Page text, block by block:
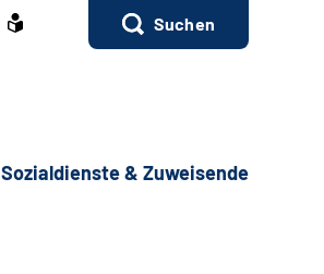
Suchen
Sozialdienste & Zuweisende